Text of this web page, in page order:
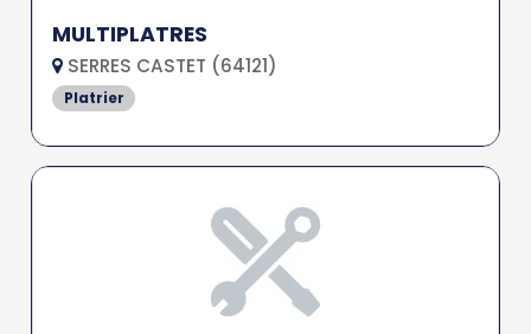
MULTIPLATRES
SERRES CASTET (64121)
Platrier